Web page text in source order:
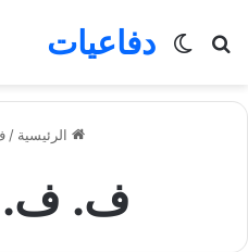
دفاعيات
بحث
الوضع
الرئيسية /
ف. ف.